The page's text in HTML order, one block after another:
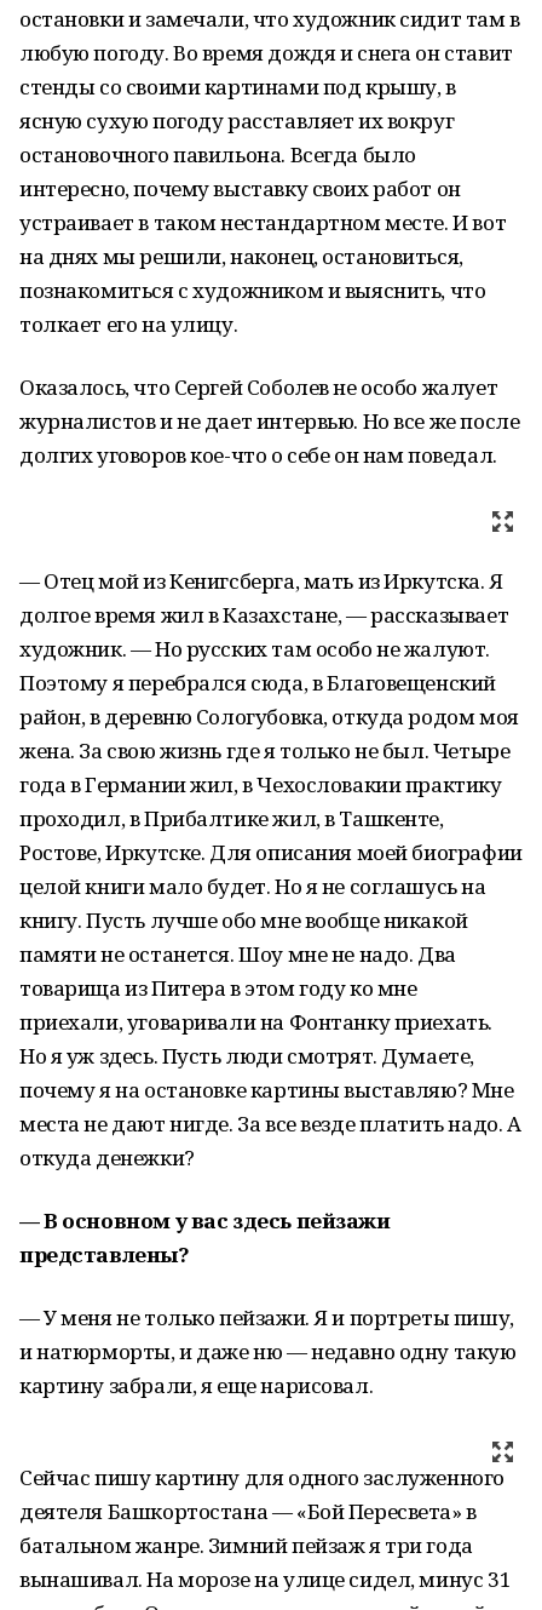
остановки и замечали, что художник сидит там в
любую погоду. Во время дождя и снега он ставит
стенды со своими картинами под крышу, в
ясную сухую погоду расставляет их вокруг
остановочного павильона. Всегда было
интересно, почему выставку своих работ он
устраивает в таком нестандартном месте. И вот
на днях мы решили, наконец, остановиться,
познакомиться с художником и выяснить, что
толкает его на улицу.
Оказалось, что Сергей Соболев не особо жалует
журналистов и не дает интервью. Но все же после
долгих уговоров кое-что о себе он нам поведал.
— Отец мой из Кенигсберга, мать из Иркутска. Я
долгое время жил в Казахстане, — рассказывает
художник. — Но русских там особо не жалуют.
Поэтому я перебрался сюда, в Благовещенский
район, в деревню Сологубовка, откуда родом моя
жена. За свою жизнь где я только не был. Четыре
года в Германии жил, в Чехословакии практику
проходил, в Прибалтике жил, в Ташкенте,
Ростове, Иркутске. Для описания моей биографии
целой книги мало будет. Но я не соглашусь на
книгу. Пусть лучше обо мне вообще никакой
памяти не останется. Шоу мне не надо. Два
товарища из Питера в этом году ко мне
приехали, уговаривали на Фонтанку приехать.
Но я уж здесь. Пусть люди смотрят. Думаете,
почему я на остановке картины выставляю? Мне
места не дают нигде. За все везде платить надо. А
откуда денежки?
— В основном у вас здесь пейзажи
представлены?
— У меня не только пейзажи. Я и портреты пишу,
и натюрморты, и даже ню — недавно одну такую
картину забрали, я еще нарисовал.
Сейчас пишу картину для одного заслуженного
деятеля Башкортостана — «Бой Пересвета» в
батальном жанре. Зимний пейзаж я три года
вынашивал. На морозе на улице сидел, минус 31